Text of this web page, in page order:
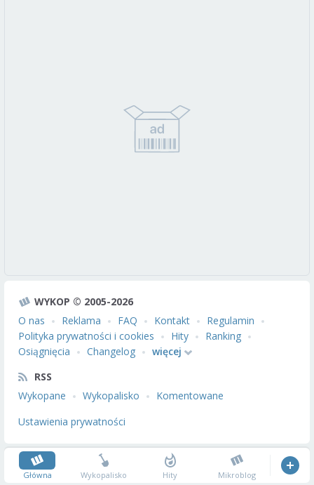
WYKOP © 2005-2026
O nas
Reklama FAQ Kontakt
Regulamin
Polityka prywatności i cookies
Hity
Ranking
Osiągnięcia
Changelog
więcej
RSS
Wykopane
Wykopalisko
Komentowane
Ustawienia prywatności
Główna Wykopalisko Hity Mikroblog